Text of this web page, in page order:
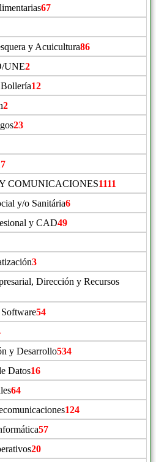
67
y Acuicultura86
UNE2
12
2
23
COMUNICACIONES1111
y/o Sanitária6
y CAD49
3
Dirección y Recursos
54
y Desarrollo534
Datos16
64
124
57
20